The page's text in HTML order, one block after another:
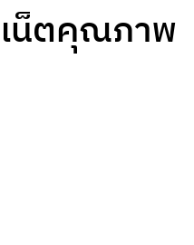
เน็ตคุณภาพ